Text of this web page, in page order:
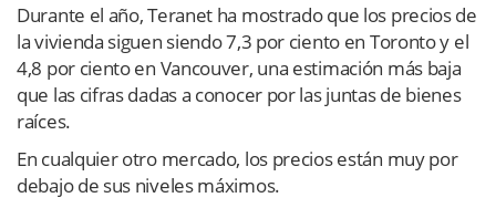
Durante el año, Teranet ha mostrado que los precios de
la vivienda siguen siendo 7,3 por ciento en Toronto y el
4,8 por ciento en Vancouver, una estimación más baja
que las cifras dadas a conocer por las juntas de bienes
raíces.
En cualquier otro mercado, los precios están muy por
debajo de sus niveles máximos.